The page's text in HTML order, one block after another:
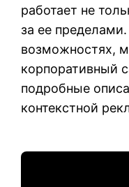
работает не
за ее
возможностях,
корпоративный
подробные
контекстной